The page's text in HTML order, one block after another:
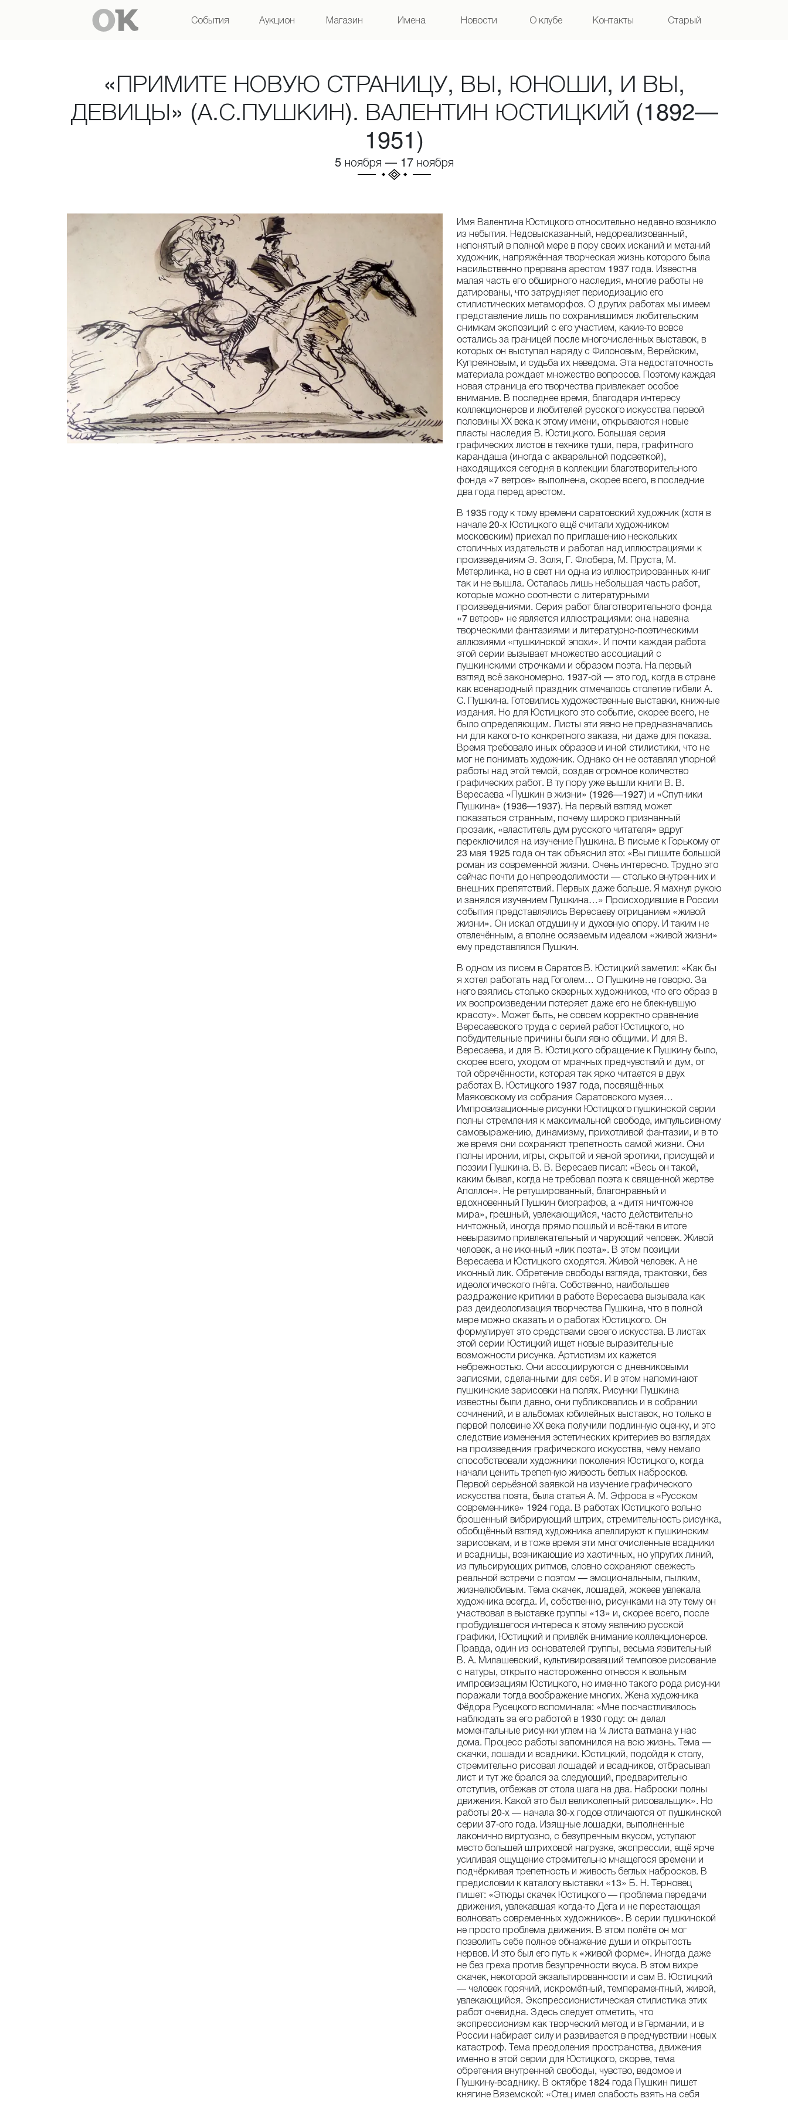
События Аукцион Магазин Имена Новости О клубе Контакты Старый
«ПРИМИТЕ НОВУЮ СТРАНИЦУ, ВЫ, ЮНОШИ, И ВЫ,
ДЕВИЦЫ» (А.С.ПУШКИН). ВАЛЕНТИН ЮСТИЦКИЙ (1892—
1951)
5 ноября — 17 ноября
Имя Валентина Юстицкого относительно недавно возникло
из небытия. Недовысказанный, недореализованный,
непонятый в полной мере в пору своих исканий и метаний
художник, напряжённая творческая жизнь которого была
насильственно прервана арестом 1937 года. Известна
малая часть его обширного наследия, многие работы не
датированы, что затрудняет периодизацию его
стилистических метаморфоз. О других работах мы имеем
представление лишь по сохранившимся любительским
снимкам экспозиций с его участием, какие-то вовсе
остались за границей после многочисленных выставок, в
которых он выступал наряду с Филоновым, Верейским,
Купреяновым, и судьба их неведома. Эта недостаточность
материала рождает множество вопросов. Поэтому каждая
новая страница его творчества привлекает особое
внимание. В последнее время, благодаря интересу
коллекционеров и любителей русского искусства первой
половины ХХ века к этому имени, открываются новые
пласты наследия В. Юстицкого. Большая серия
графических листов в технике туши, пера, графитного
карандаша (иногда с акварельной подсветкой),
находящихся сегодня в коллекции благотворительного
фонда «7 ветров» выполнена, скорее всего, в последние
два года перед арестом.
В 1935 году к тому времени саратовский художник (хотя в
начале 20-х Юстицкого ещё считали художником
московским) приехал по приглашению нескольких
столичных издательств и работал над иллюстрациями к
произведениям Э. Золя, Г. Флобера, М. Пруста, М.
Метерлинка, но в свет ни одна из иллюстрированных книг
так и не вышла. Осталась лишь небольшая часть работ,
которые можно соотнести с литературными
произведениями. Серия работ благотворительного фонда
«7 ветров» не является иллюстрациями: она навеяна
творческими фантазиями и литературно-поэтическими
аллюзиями «пушкинской эпохи». И почти каждая работа
этой серии вызывает множество ассоциаций с
пушкинскими строчками и образом поэта. На первый
взгляд всё закономерно. 1937-ой — это год, когда в стране
как всенародный праздник отмечалось столетие гибели А.
С. Пушкина. Готовились художественные выставки, книжные
издания. Но для Юстицкого это событие, скорее всего, не
было определяющим. Листы эти явно не предназначались
ни для какого-то конкретного заказа, ни даже для показа.
Время требовало иных образов и иной стилистики, что не
мог не понимать художник. Однако он не оставлял упорной
работы над этой темой, создав огромное количество
графических работ. В ту пору уже вышли книги В. В.
Вересаева «Пушкин в жизни» (1926—1927) и «Спутники
Пушкина» (1936—1937). На первый взгляд может
показаться странным, почему широко признанный
прозаик, «властитель дум русского читателя» вдруг
переключился на изучение Пушкина. В письме к Горькому от
23 мая 1925 года он так объяснил это: «Вы пишите большой
роман из современной жизни. Очень интересно. Трудно это
сейчас почти до непреодолимости — столько внутренних и
внешних препятствий. Первых даже больше. Я махнул рукою
и занялся изучением Пушкина…» Происходившие в России
события представлялись Вересаеву отрицанием «живой
жизни». Он искал отдушину и духовную опору. И таким не
отвлечённым, а вполне осязаемым идеалом «живой жизни»
ему представлялся Пушкин.
В одном из писем в Саратов В. Юстицкий заметил: «Как бы
я хотел работать над Гоголем… О Пушкине не говорю. За
него взялись столько скверных художников, что его образ в
их воспроизведении потеряет даже его не блекнувшую
красоту». Может быть, не совсем корректно сравнение
Вересаевского труда с серией работ Юстицкого, но
побудительные причины были явно общими. И для В.
Вересаева, и для В. Юстицкого обращение к Пушкину было,
скорее всего, уходом от мрачных предчувствий и дум, от
той обречённости, которая так ярко читается в двух
работах В. Юстицкого 1937 года, посвящённых
Маяковскому из собрания Саратовского музея…
Импровизационные рисунки Юстицкого пушкинской серии
полны стремления к максимальной свободе, импульсивному
самовыражению, динамизму, прихотливой фантазии, и в то
же время они сохраняют трепетность самой жизни. Они
полны иронии, игры, скрытой и явной эротики, присущей и
поэзии Пушкина. В. В. Вересаев писал: «Весь он такой,
каким бывал, когда не требовал поэта к священной жертве
Аполлон». Не ретушированный, благонравный и
вдохновенный Пушкин биографов, а «дитя ничтожное
мира», грешный, увлекающийся, часто действительно
ничтожный, иногда прямо пошлый и всё-таки в итоге
невыразимо привлекательный и чарующий человек. Живой
человек, а не иконный «лик поэта». В этом позиции
Вересаева и Юстицкого сходятся. Живой человек. А не
иконный лик. Обретение свободы взгляда, трактовки, без
идеологического гнёта. Собственно, наибольшее
раздражение критики в работе Вересаева вызывала как
раз деидеологизация творчества Пушкина, что в полной
мере можно сказать и о работах Юстицкого. Он
формулирует это средствами своего искусства. В листах
этой серии Юстицкий ищет новые выразительные
возможности рисунка. Артистизм их кажется
небрежностью. Они ассоциируются с дневниковыми
записями, сделанными для себя. И в этом напоминают
пушкинские зарисовки на полях. Рисунки Пушкина
известны были давно, они публиковались и в собрании
сочинений, и в альбомах юбилейных выставок, но только в
первой половине ХХ века получили подлинную оценку, и это
следствие изменения эстетических критериев во взглядах
на произведения графического искусства, чему немало
способствовали художники поколения Юстицкого, когда
начали ценить трепетную живость беглых набросков.
Первой серьёзной заявкой на изучение графического
искусства поэта, была статья А. М. Эфроса в «Русском
современнике» 1924 года. В работах Юстицкого вольно
брошенный вибрирующий штрих, стремительность рисунка,
обобщённый взгляд художника апеллируют к пушкинским
зарисовкам, и в тоже время эти многочисленные всадники
и всадницы, возникающие из хаотичных, но упругих линий,
из пульсирующих ритмов, словно сохраняют свежесть
реальной встречи с поэтом — эмоциональным, пылким,
жизнелюбивым. Тема скачек, лошадей, жокеев увлекала
художника всегда. И, собственно, рисунками на эту тему он
участвовал в выставке группы «13» и, скорее всего, после
пробудившегося интереса к этому явлению русской
графики, Юстицкий и привлёк внимание коллекционеров.
Правда, один из основателей группы, весьма язвительный
В. А. Милашевский, культивировавший темповое рисование
с натуры, открыто настороженно отнесся к вольным
импровизациям Юстицкого, но именно такого рода рисунки
поражали тогда воображение многих. Жена художника
Фёдора Русецкого вспоминала: «Мне посчастливилось
наблюдать за его работой в 1930 году: он делал
моментальные рисунки углем на ¼ листа ватмана у нас
дома. Процесс работы запомнился на всю жизнь. Тема —
скачки, лошади и всадники. Юстицкий, подойдя к столу,
стремительно рисовал лошадей и всадников, отбрасывал
лист и тут же брался за следующий, предварительно
отступив, отбежав от стола шага на два. Наброски полны
движения. Какой это был великолепный рисовальщик». Но
работы 20-х — начала 30-х годов отличаются от пушкинской
серии 37-ого года. Изящные лошадки, выполненные
лаконично виртуозно, с безупречным вкусом, уступают
место большей штриховой нагрузке, экспрессии, ещё ярче
усиливая ощущение стремительно мчащегося времени и
подчёркивая трепетность и живость беглых набросков. В
предисловии к каталогу выставки «13» Б. Н. Терновец
пишет: «Этюды скачек Юстицкого — проблема передачи
движения, увлекавшая когда-то Дега и не перестающая
волновать современных художников». В серии пушкинской
не просто проблема движения. В этом полёте он мог
позволить себе полное обнажение души и открытость
нервов. И это был его путь к «живой форме». Иногда даже
не без греха против безупречности вкуса. В этом вихре
скачек, некоторой экзальтированности и сам В. Юстицкий
— человек горячий, искромётный, темпераментный, живой,
увлекающийся. Экспрессионистическая стилистика этих
работ очевидна. Здесь следует отметить, что
экспрессионизм как творческий метод и в Германии, и в
России набирает силу и развивается в предчувствии новых
катастроф. Тема преодоления пространства, движения
именно в этой серии для Юстицкого, скорее, тема
обретения внутренней свободы, чувство, ведомое и
Пушкину-всаднику. В октябре 1824 года Пушкин пишет
княгине Вяземской: «Отец имел слабость взять на себя